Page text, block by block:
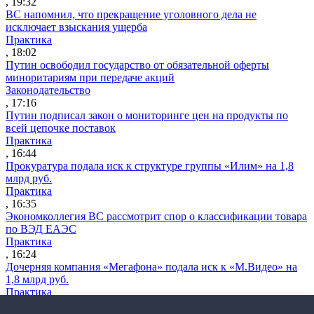
ВС напомнил, что прекращение уголовного дела не
исключает взыскания ущерба
Практика
, 18:02
Путин освободил государство от обязательной оферты
миноритариям при передаче акций
Законодательство
, 17:16
Путин подписал закон о мониторинге цен на продукты по
всей цепочке поставок
Практика
, 16:44
Прокуратура подала иск к структуре группы «Илим» на 1,8
млрд руб.
Практика
, 16:35
Экономколлегия ВС рассмотрит спор о классификации товара
по ВЭД ЕАЭС
Практика
, 16:24
Дочерняя компания «Мегафона» подала иск к «М.Видео» на
1,8 млрд руб.
Практика